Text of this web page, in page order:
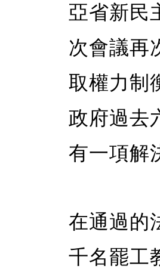
亞省新民
次會議再
取權力制
政府過去
有一項解
在通過的
千名罷工